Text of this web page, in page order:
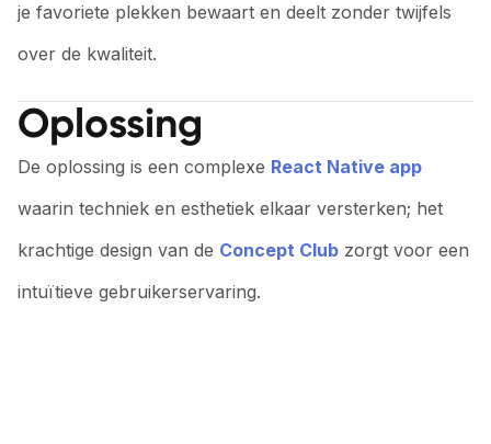
je favoriete plekken bewaart en deelt zonder twijfels
over de kwaliteit.
Oplossing
De oplossing is een complexe React Native app
waarin techniek en esthetiek elkaar versterken; het
krachtige design van de Concept Club zorgt voor een
intuïtieve gebruikerservaring.